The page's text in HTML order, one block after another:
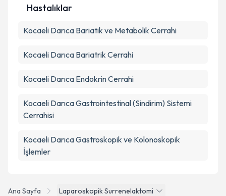
Ana Sayfa
Laparoskopik Surrenelaktomi
Hastalıklar
Kocaeli Darıca Bariatik ve Metabolik Cerrahi
Kocaeli Darıca Bariatrik Cerrahi
Kocaeli Darıca Endokrin Cerrahi
Kocaeli Darıca Gastrointestinal (Sindirim) Sistemi
Cerrahisi
Kocaeli Darıca Gastroskopik ve Kolonoskopik
İşlemler